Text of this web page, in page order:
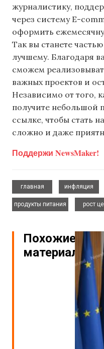
журналистику,
через систему E-
оформить
Так вы станете
лучшему. Благодаря
сможем
важных проектов и
Независимо от того,
получите небольшой
ссылке, чтобы стать
сложно и даже
Поддержи NewsMaker!
главная
инфляция
продукты питания
рост
Похожие
материалы